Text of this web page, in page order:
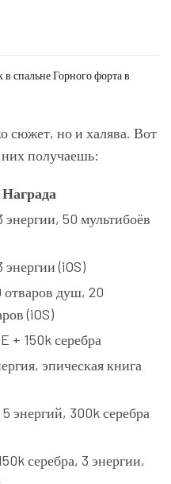
в спальне Горного форта в
сюжет, но и халява. Вот
них получаешь:
Награда
энергии, 50 мультибоёв
энергии (iOS)
отваров душ, 20
(iOS)
+ 150k серебра
эпическая книга
энергий, 300k серебра
серебра, 3 энергии,